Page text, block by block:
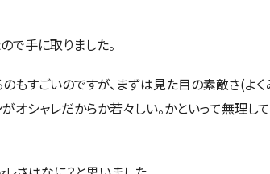
で手に取りました。
もすごいのですが、まずは見た目の素敵さ(よ
がオシャレだからか若々しい。かといって無理し